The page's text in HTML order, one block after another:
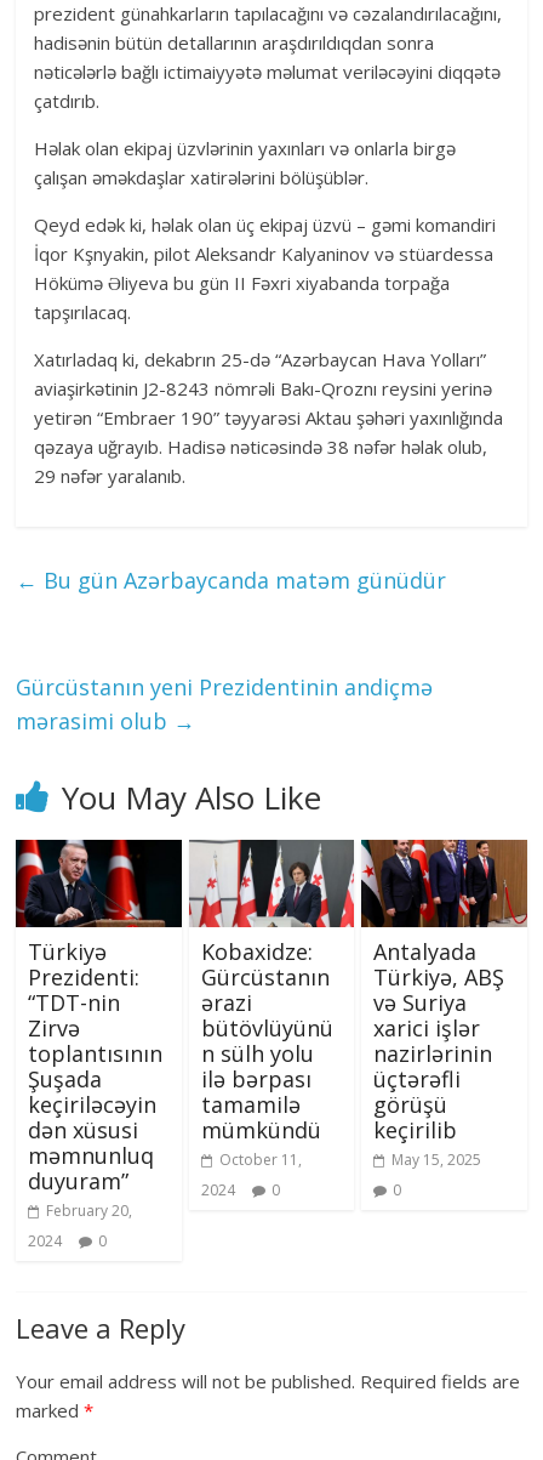
prezident günahkarların tapılacağını və cəzalandırılacağını,
hadisənin bütün detallarının araşdırıldıqdan sonra
nəticələrlə bağlı ictimaiyyətə məlumat veriləcəyini diqqətə
çatdırıb.
Həlak olan ekipaj üzvlərinin yaxınları və onlarla birgə
çalışan əməkdaşlar xatirələrini bölüşüblər.
Qeyd edək ki, həlak olan üç ekipaj üzvü – gəmi komandiri
İqor Kşnyakin, pilot Aleksandr Kalyaninov və stüardessa
Hökümə Əliyeva bu gün II Fəxri xiyabanda torpağa
tapşırılacaq.
Xatırladaq ki, dekabrın 25-də “Azərbaycan Hava Yolları”
aviaşirkətinin J2-8243 nömrəli Bakı-Qroznı reysini yerinə
yetirən “Embraer 190” təyyarəsi Aktau şəhəri yaxınlığında
qəzaya uğrayıb. Hadisə nəticəsində 38 nəfər həlak olub,
29 nəfər yaralanıb.
← Bu gün Azərbaycanda matəm günüdür
Gürcüstanın yeni Prezidentinin andiçmə
mərasimi olub →
You May Also Like
Türkiyə
Prezidenti:
“TDT-nin
Zirvə
toplantısının
Şuşada
keçiriləcəyin
dən xüsusi
məmnunluq
duyuram”
February 20,
2024
0
Kobaxidze:
Gürcüstanın
ərazi
bütövlüyünü
n sülh yolu
ilə bərpası
tamamilə
mümkündü
October 11,
2024
0
Antalyada
Türkiyə, ABŞ
və Suriya
xarici işlər
nazirlərinin
üçtərəfli
görüşü
keçirilib
May 15, 2025
0
Leave a Reply
Your email address will not be published. Required fields are
marked*